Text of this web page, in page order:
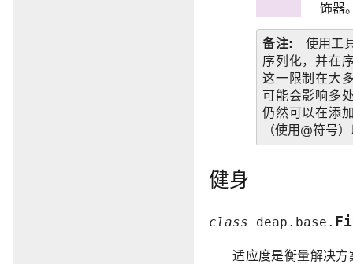
饰器
备注
使用工
序列化，并在
这一限制在大
可能会影响多
仍然可以在添
（使用@符号
健身
class deap.base.
适应度是衡量解决